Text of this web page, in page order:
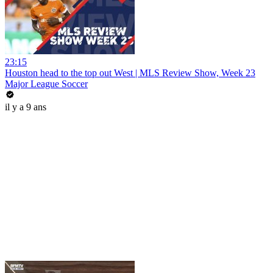
23:15
Houston head to the top out West | MLS Review Show, Week 23
Major League Soccer
il y a 9 ans